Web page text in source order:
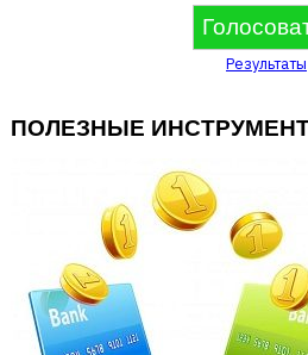
Результаты
ПОЛЕЗНЫЕ